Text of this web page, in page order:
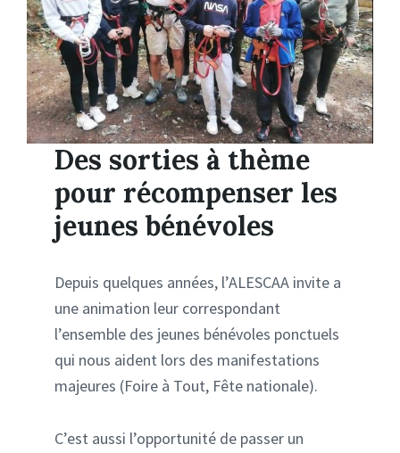
Des sorties à thème
pour récompenser les
jeunes bénévoles
Depuis quelques années, l’ALESCAA invite a
une animation leur correspondant
l’ensemble des jeunes bénévoles ponctuels
qui nous aident lors des manifestations
majeures (Foire à Tout, Fête nationale).
C’est aussi l’opportunité de passer un